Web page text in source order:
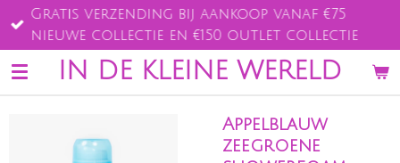
Ga
direct
naar
de
IN DE KLEINE WERELD
Gratis verzending bij aankoop vanaf €75
nieuwe collectie en €150 outlet collectie
Appelblauw
zeegroene